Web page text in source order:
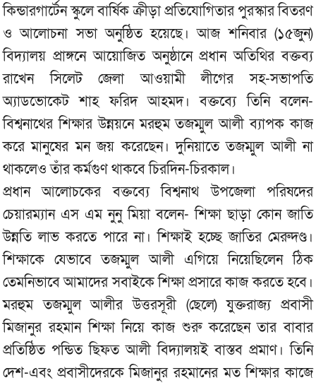
কিন্ডারগার্টেন স্কুলে বার্ষিক ক্রীড়া প্রতিযোগিতার পুরস্কার বিতরণ
ও আলোচনা সভা অনুষ্ঠিত হয়েছে। আজ শনিবার (১৫জুন)
বিদ্যালয় প্রাঙ্গনে আয়োজিত অনুষ্ঠানে প্রধান অতিথির বক্তব্য
রাখেন সিলেট জেলা আওয়ামী লীগের সহ-সভাপতি
অ্যাডভোকেট শাহ ফরিদ আহমদ। বক্তব্যে তিনি বলেন-
বিশ্বনাথের শিক্ষার উন্নয়নে মরহুম তজম্মুল আলী ব্যাপক কাজ
করে মানুষের মন জয় করেছেন। দুনিয়াতে তজম্মুল আলী না
থাকলেও তাঁর কর্মগুণ থাকবে চিরদিন-চিরকাল।
প্রধান আলোচকের বক্তব্যে বিশ্বনাথ উপজেলা পরিষদের
চেয়ারম্যান এস এম নুনু মিয়া বলেন- শিক্ষা ছাড়া কোন জাতি
উন্নতি লাভ করতে পারে না। শিক্ষাই হচ্ছে জাতির মেরুদণ্ড।
শিক্ষাকে যেভাবে তজম্মুল আলী এগিয়ে নিয়েছিলেন ঠিক
তেমনিভাবে আমাদের সবাইকে শিক্ষা প্রসারে কাজ করতে হবে।
মরহুম তজম্মুল আলীর উত্তরসূরী (ছেলে) যুক্তরাজ্য প্রবাসী
মিজানুর রহমান শিক্ষা নিয়ে কাজ শুরু করেছেন তার বাবার
প্রতিষ্ঠিত পন্ডিত ছিফত আলী বিদ্যালয়ই বাস্তব প্রমাণ। তিনি
দেশ-এবং প্রবাসীদেরকে মিজানুর রহমানের মত শিক্ষার কাজে